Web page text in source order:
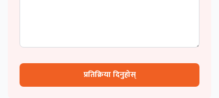
प्रतिक्रिया दिनुहोस्